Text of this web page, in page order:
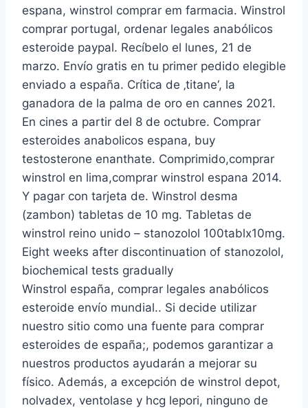
espana, winstrol comprar em farmacia. Winstrol
comprar portugal, ordenar legales anabólicos
esteroide paypal. Recíbelo el lunes, 21 de
marzo. Envío gratis en tu primer pedido elegible
enviado a españa. Crítica de ‚titane‘, la
ganadora de la palma de oro en cannes 2021.
En cines a partir del 8 de octubre. Comprar
esteroides anabolicos espana, buy
testosterone enanthate. Comprimido,comprar
winstrol en lima,comprar winstrol espana 2014.
Y pagar con tarjeta de. Winstrol desma
(zambon) tabletas de 10 mg. Tabletas de
winstrol reino unido – stanozolol 100tablx10mg.
Eight weeks after discontinuation of stanozolol,
biochemical tests gradually
Winstrol españa, comprar legales anabólicos
esteroide envío mundial.. Si decide utilizar
nuestro sitio como una fuente para comprar
esteroides de españa;, podemos garantizar a
nuestros productos ayudarán a mejorar su
físico. Además, a excepción de winstrol depot,
nolvadex, ventolase y hcg lepori, ninguno de